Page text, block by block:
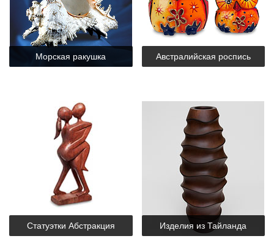
Морская ракушка Австралийская роспись
Статуэтки Абстракция Изделия из Тайланда